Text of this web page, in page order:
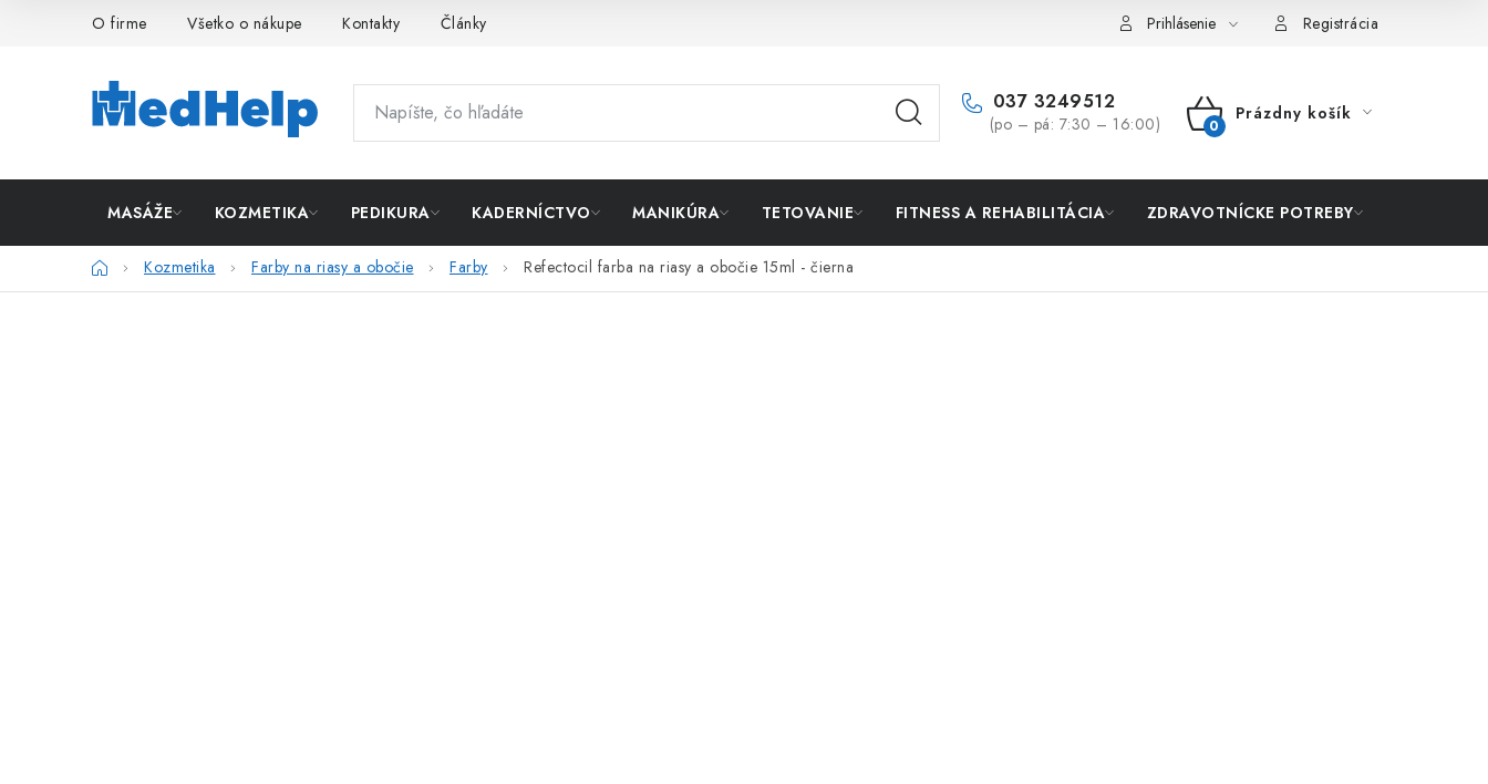
O firme Všetko o nákupe Kontakty Články Prihlásenie Registrácia
037 3249512
(po – pá: 7:30 – 16:00)
NÁKUPNÝ
Prázdny košík
MASÁŽE KOZMETIKA PEDIKURA KADERNÍCTVO MANIKÚRA TETOVANIE FITNESS A REHABILITÁCIA ZDRAVOTNÍCKE POTREBY
DomovKozmetika Farby na riasy a obočie Farby Refectocil farba na riasy a obočie 15ml - čierna